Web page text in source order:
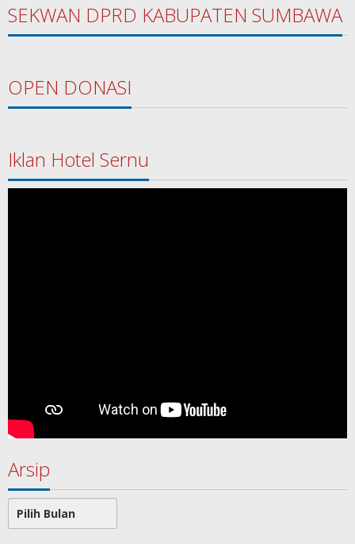
SEKWAN DPRD KABUPATEN SUMBAWA
OPEN DONASI
Iklan Hotel Sernu
Arsip
Arsip